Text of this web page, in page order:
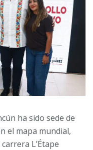
ha sido sede de
el mapa mundial,
L’Étape